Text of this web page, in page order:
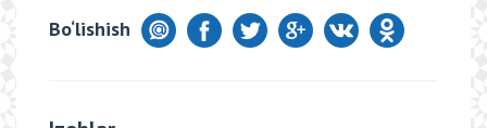
Bo‘lishish